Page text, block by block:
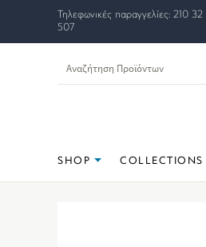
Τηλεφωνικές παραγγελίες:
507
SHOP COLLECTIONS